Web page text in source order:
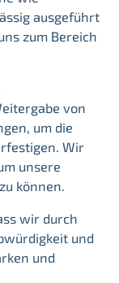
ausgeführt
zum Bereich
von
um die
Wir
unsere
können.
wir durch
und
und